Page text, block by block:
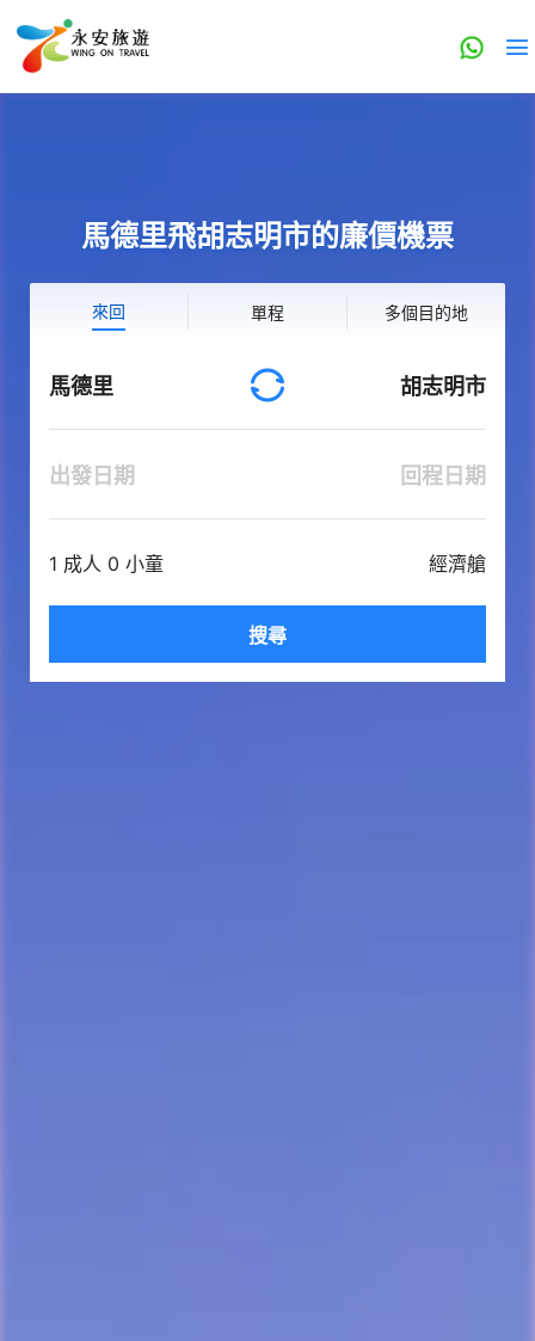
馬德里飛胡志明市的廉價機票
來回 單程 多個目的地
馬德里 胡志明市
出發日期 回程日期
1 成人 0 小童 經濟艙
搜尋